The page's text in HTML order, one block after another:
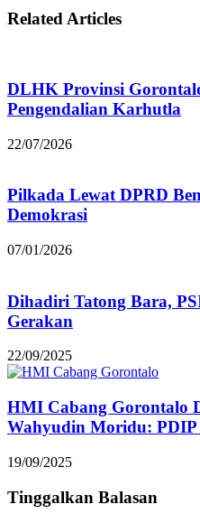
Related Articles
DLHK Provinsi
Pengendalian Karhutla
22/07/2026
Pilkada Lewat DPRD
Demokrasi
07/01/2026
Dihadiri Tatong Bara,
Gerakan
22/09/2025
HMI Cabang Gorontalo
Wahyudin Moridu:
19/09/2025
Tinggalkan Balasan